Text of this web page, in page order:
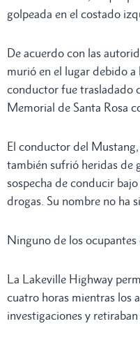
golpeada en el costado
De acuerdo con las
murió en el lugar debido a
conductor fue trasladado
Memorial de Santa Rosa
El conductor del
también sufrió heridas de
sospecha de conducir
drogas. Su nombre no ha
Ninguno de los
La Lakeville Highway
cuatro horas mientras los
investigaciones y